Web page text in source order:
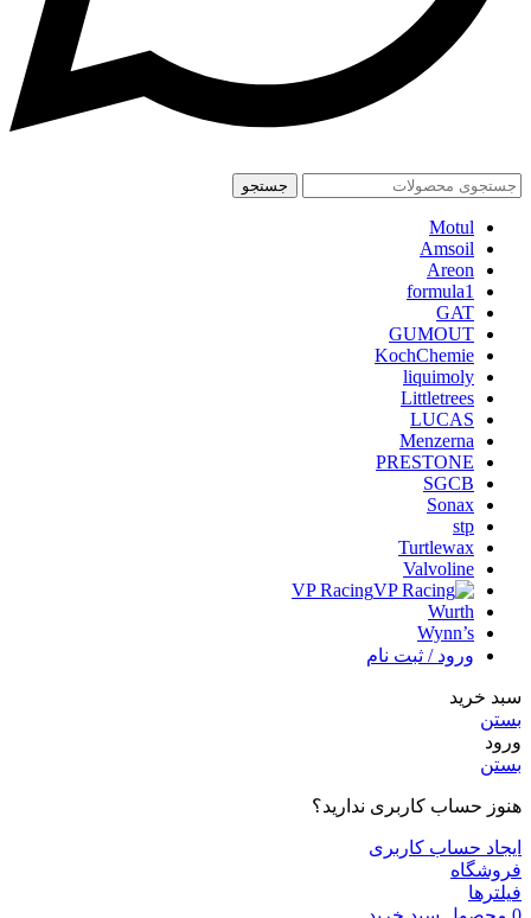
جستجو
Motul
Amsoil
Areon
formula1
GAT
GUMOUT
KochChemie
liquimoly
Littletrees
LUCAS
Menzerna
PRESTONE
SGCB
Sonax
stp
Turtlewax
Valvoline
VP Racing
Wurth
Wynn’s
ورود / ثبت نام
سبد خرید
بستن
ورود
بستن
هنوز حساب کاربری ندارید؟
ایجاد حساب کاربری
فروشگاه
فیلترها